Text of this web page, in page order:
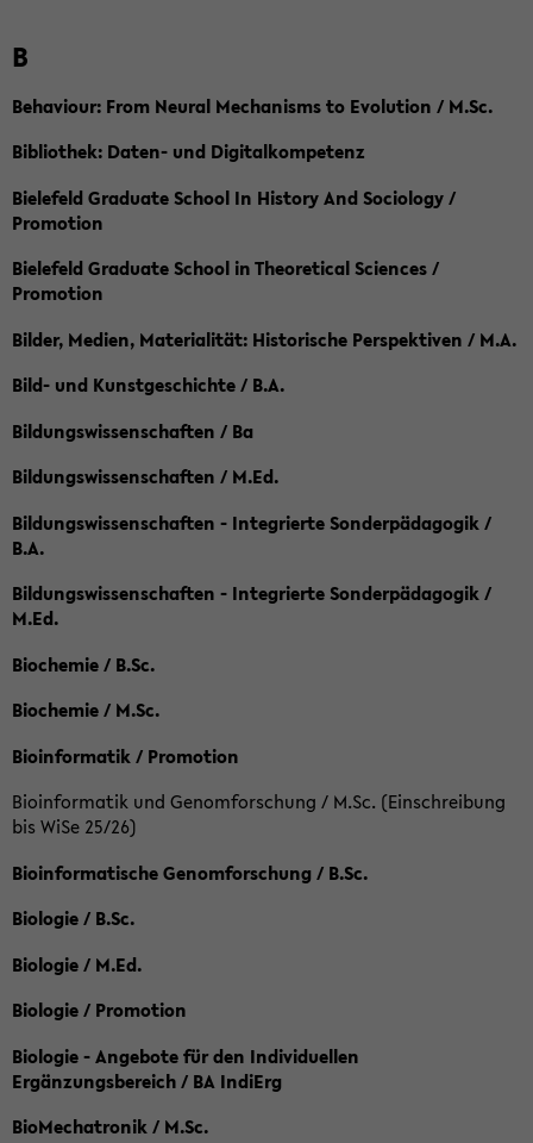
B
Behaviour: From Neural Mechanisms to Evolution / M.Sc.
Bibliothek: Daten- und Digitalkompetenz
Bielefeld Graduate School In History And Sociology /
Promotion
Bielefeld Graduate School in Theoretical Sciences /
Promotion
Bilder, Medien, Materialität: Historische Perspektiven / M.A.
Bild- und Kunstgeschichte / B.A.
Bildungswissenschaften / Ba
Bildungswissenschaften / M.Ed.
Bildungswissenschaften - Integrierte Sonderpädagogik /
B.A.
Bildungswissenschaften - Integrierte Sonderpädagogik /
M.Ed.
Biochemie / B.Sc.
Biochemie / M.Sc.
Bioinformatik / Promotion
Bioinformatik und Genomforschung / M.Sc. (Einschreibung
bis WiSe 25/26)
Bioinformatische Genomforschung / B.Sc.
Biologie / B.Sc.
Biologie / M.Ed.
Biologie / Promotion
Biologie - Angebote für den Individuellen
Ergänzungsbereich / BA IndiErg
BioMechatronik / M.Sc.